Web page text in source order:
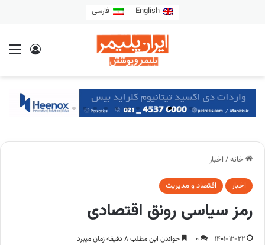
English فارسی
خانه/ اخبار
اخبار اقتصاد و مدیریت
رمز سیاسی رونق اقتصادی
1401-12-22
0 خواندن این مطلب 8 دقیقه زمان میبرد